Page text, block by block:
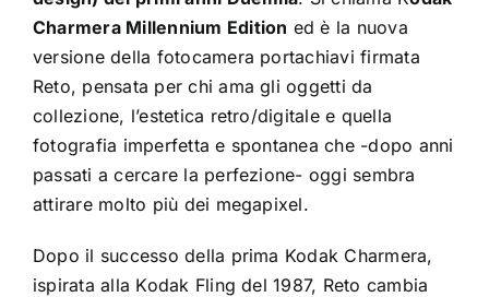
Charmera Millennium Edition ed è la nuova
versione della fotocamera portachiavi firmata
Reto, pensata per chi ama gli oggetti da
collezione, l’estetica retro/digitale e quella
fotografia imperfetta e spontanea che -dopo anni
passati a cercare la perfezione- oggi sembra
attirare molto più dei megapixel.
Dopo il successo della prima Kodak Charmera,
ispirata alla Kodak Fling del 1987, Reto cambia